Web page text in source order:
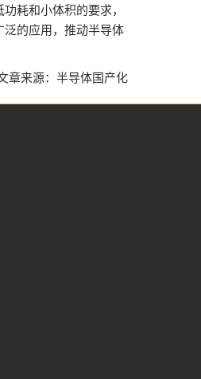
耗和小体积的要求，
的应用，推动半导体
章来源：半导体国产化